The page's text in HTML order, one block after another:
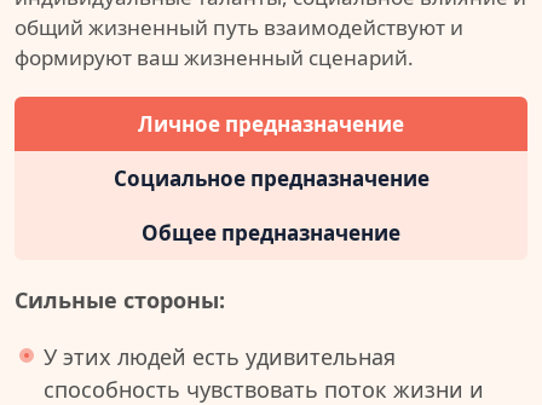
общий жизненный путь взаимодействуют и
формируют ваш жизненный сценарий.
Личное предназначение
Социальное предназначение
Общее предназначение
Сильные стороны:
У этих людей есть удивительная
способность чувствовать поток жизни и